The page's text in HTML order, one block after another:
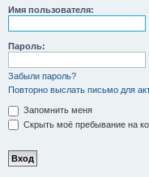
Имя пользователя:
Пароль:
Забыли пароль?
Повторно выслать письмо для
Запомнить меня
Скрыть моё пребывание на